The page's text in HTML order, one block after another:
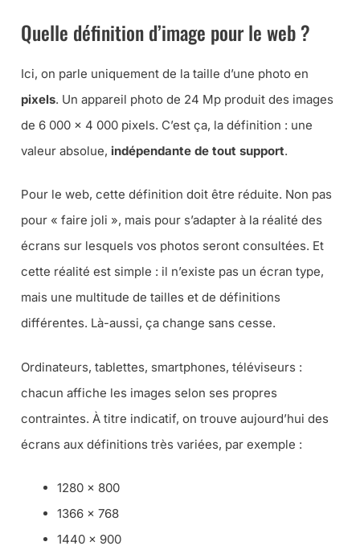
Quelle définition d’image pour le web ?
Ici, on parle uniquement de la taille d’une photo en
pixels. Un appareil photo de 24 Mp produit des images
de 6 000 × 4 000 pixels. C’est ça, la définition : une
valeur absolue, indépendante de tout support.
Pour le web, cette définition doit être réduite. Non pas
pour « faire joli », mais pour s’adapter à la réalité des
écrans sur lesquels vos photos seront consultées. Et
cette réalité est simple : il n’existe pas un écran type,
mais une multitude de tailles et de définitions
différentes. Là-aussi, ça change sans cesse.
Ordinateurs, tablettes, smartphones, téléviseurs :
chacun affiche les images selon ses propres
contraintes. À titre indicatif, on trouve aujourd’hui des
écrans aux définitions très variées, par exemple :
1280 × 800
1366 × 768
1440 × 900